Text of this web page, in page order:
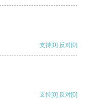
支持[0] 反对[0]
支持[0] 反对[0]